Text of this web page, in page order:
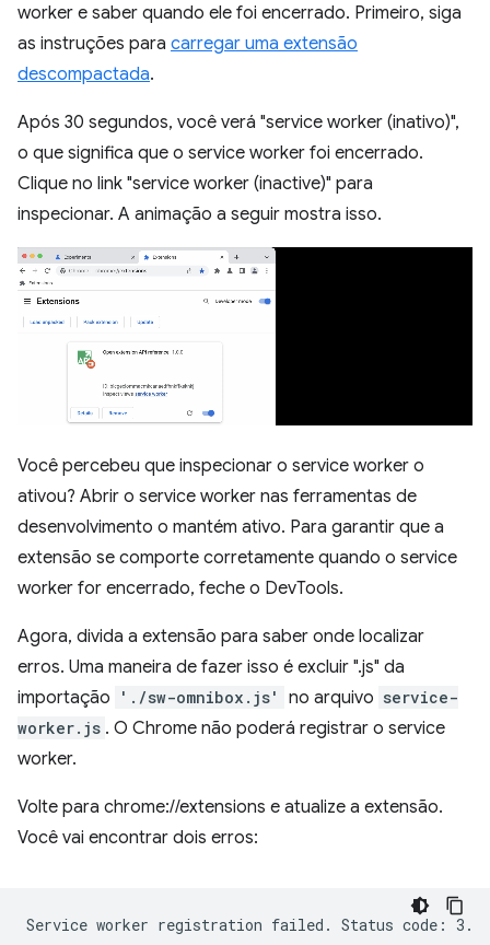
worker e saber quando ele foi encerrado. Primeiro, siga
as instruções para carregar uma extensão
descompactada.
Após 30 segundos, você verá "service worker (inativo)",
o que significa que o service worker foi encerrado.
Clique no link "service worker (inactive)" para
inspecionar. A animação a seguir mostra isso.
Você percebeu que inspecionar o service worker o
ativou? Abrir o service worker nas ferramentas de
desenvolvimento o mantém ativo. Para garantir que a
extensão se comporte corretamente quando o service
worker for encerrado, feche o DevTools.
Agora, divida a extensão para saber onde localizar
erros. Uma maneira de fazer isso é excluir ".js" da
importação
'./sw-omnibox.js' no arquivo service-
worker.js . O Chrome não poderá registrar o service
worker.
Volte para chrome://extensions e atualize a extensão.
Você vai encontrar dois erros:
Service worker registration failed. Status code: 3.